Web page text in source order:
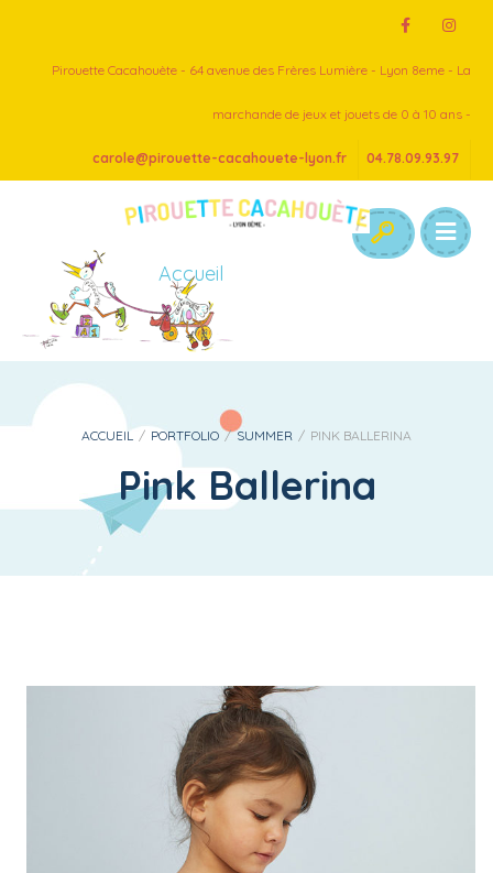
Pirouette Cacahouète - 64 avenue des Frères Lumière - Lyon 8eme - La
marchande de jeux et jouets de 0 à 10 ans -
carole@pirouette-cacahouete-lyon.fr 04.78.09.93.97
Accueil
ACCUEIL / PORTFOLIO / SUMMER / PINK BALLERINA
Pink Ballerina